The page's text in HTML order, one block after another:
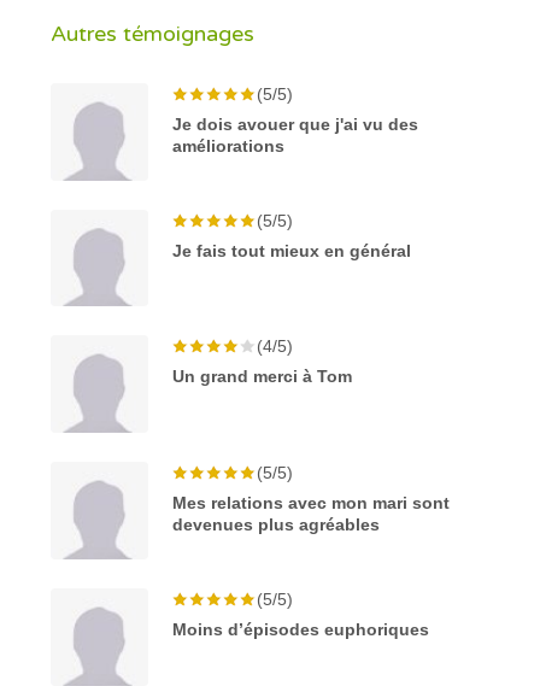
Autres témoignages
(5/5)
Je dois avouer que j'ai vu des
améliorations
(5/5)
Je fais tout mieux en général
(4/5)
Un grand merci à Tom
(5/5)
Mes relations avec mon mari sont
devenues plus agréables
(5/5)
Moins d’épisodes euphoriques